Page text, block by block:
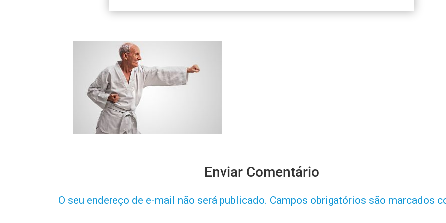
Enviar Comentário
O seu endereço de e-mail não será publicado. Campos obrigatórios são marcados